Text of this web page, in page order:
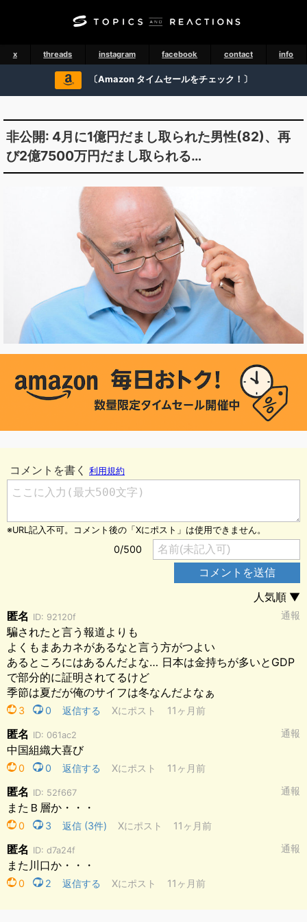
x threads instagram facebook contact info
〔Amazon タイムセールをチェック！〕
非公開: 4月に1億円だまし取られた男性(82)、再
び2億7500万円だまし取られる…